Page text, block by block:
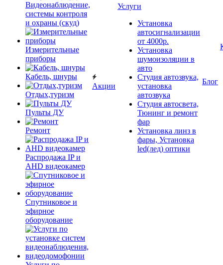
Видеонаблюдение,
системы контроля
и охраны (скуд)
Измерительные
приборы
Кабель, шнуры
Отдых,туризм
Пульты ДУ
Ремонт
Распродажа IP и
AHD видеокамер
Спутниковое и
эфирное
оборудование
Акции
Услуги
Установка
автосигнализации
от 4000р.
Установка
шумоизоляции в
авто
Студия автозвука,
установка
автозвука
Студия автосвета,
Тюнинг и ремонт
фар
Установка линз в
фары, Установка
led(лед) оптики
Блог